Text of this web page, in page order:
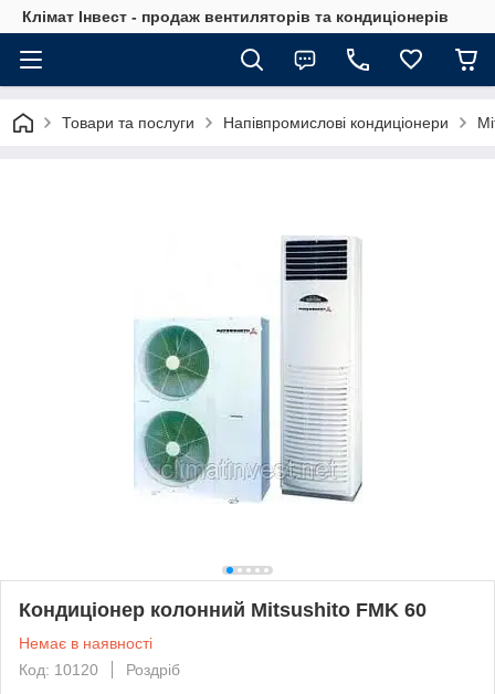
Клімат Інвест - продаж вентиляторів та кондиціонерів
Товари та послуги Напівпромислові кондиціонери
Кондиціонер колонний Mitsushito FMK 60
Немає в наявності
Код: 10120
Роздріб